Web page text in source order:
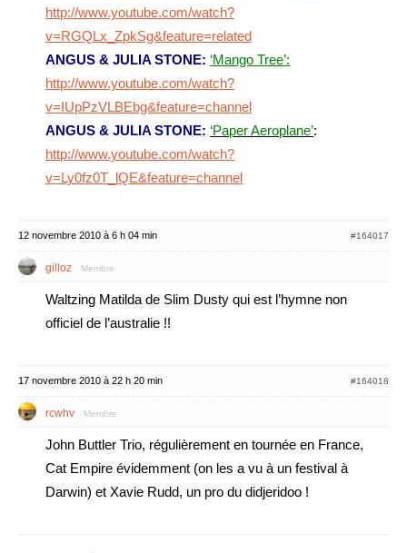
http://www.youtube.com/watch?
v=RGQLx_ZpkSg&feature=related
ANGUS & JULIA STONE: ‘Mango Tree’:
http://www.youtube.com/watch?
v=IUpPzVLBEbg&feature=channel
ANGUS & JULIA STONE: ‘Paper Aeroplane’:
http://www.youtube.com/watch?
v=Ly0fz0T_lQE&feature=channel
12 novembre 2010 à 6 h 04 min #164017
gilloz Membre
Waltzing Matilda de Slim Dusty qui est l’hymne non
officiel de l’australie !!
17 novembre 2010 à 22 h 20 min #164018
rcwhv Membre
John Buttler Trio, régulièrement en tournée en France,
Cat Empire évidemment (on les a vu à un festival à
Darwin) et Xavie Rudd, un pro du didjeridoo !